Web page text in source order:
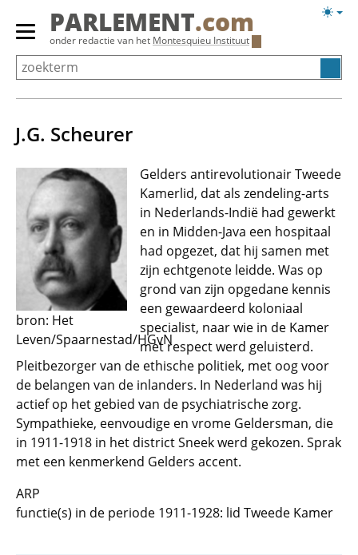
Overslaan
Primair
menu
tonen/verbergen
PARLEMENT.com
onder redactie van het Montesquieu Instituut
J.G. Scheurer
bron: Het
Leven/Spaarnestad/HGvN
Gelders antirevolutionair Tweede
Kamerlid, dat als zendeling-arts
in Nederlands-Indië had gewerkt
en in Midden-Java een hospitaal
had opgezet, dat hij samen met
zijn echtgenote leidde. Was op
grond van zijn opgedane kennis
een gewaardeerd koloniaal
specialist, naar wie in de Kamer
met respect werd geluisterd.
Pleitbezorger van de ethische politiek, met oog voor
de belangen van de inlanders. In Nederland was hij
actief op het gebied van de psychiatrische zorg.
Sympathieke, eenvoudige en vrome Geldersman, die
in 1911-1918 in het district Sneek werd gekozen. Sprak
met een kenmerkend Gelders accent.
ARP
functie(s) in de periode 1911-1928: lid Tweede Kamer